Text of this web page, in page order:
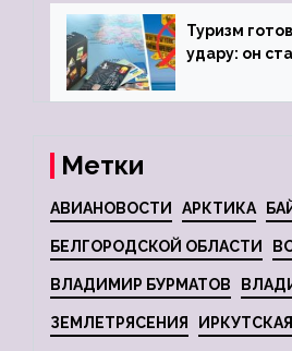
Туризм
удару: он
Метки
АВИАНОВОСТИ АРКТИКА
БЕЛГОРОДСКОЙ ОБЛАСТИ
ВЛАДИМИР БУРМАТОВ
ЗЕМЛЕТРЯСЕНИЯ